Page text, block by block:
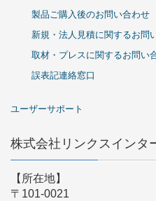
製品ご購入後のお問い合わせ
新規・法人見積に関するお問
取材・プレスに関するお問い
誤表記連絡窓口
ユーザーサポート
株式会社リンクスインタ
【所在地】
〒101-0021